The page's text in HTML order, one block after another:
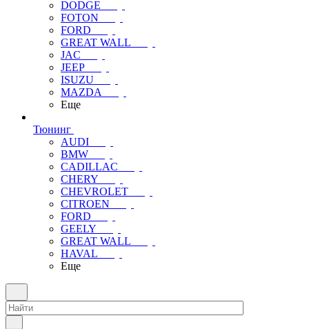
DODGE
FOTON
FORD
GREAT WALL
JAC
JEEP
ISUZU
MAZDA
Еще
Тюнинг
AUDI
BMW
CADILLAC
CHERY
CHEVROLET
CITROEN
FORD
GEELY
GREAT WALL
HAVAL
Еще